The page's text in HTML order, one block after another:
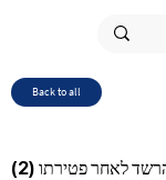
Back to all
לאחר פטירתו (2)